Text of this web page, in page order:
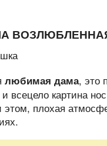
любимая дама, это
всецело картина
плохая